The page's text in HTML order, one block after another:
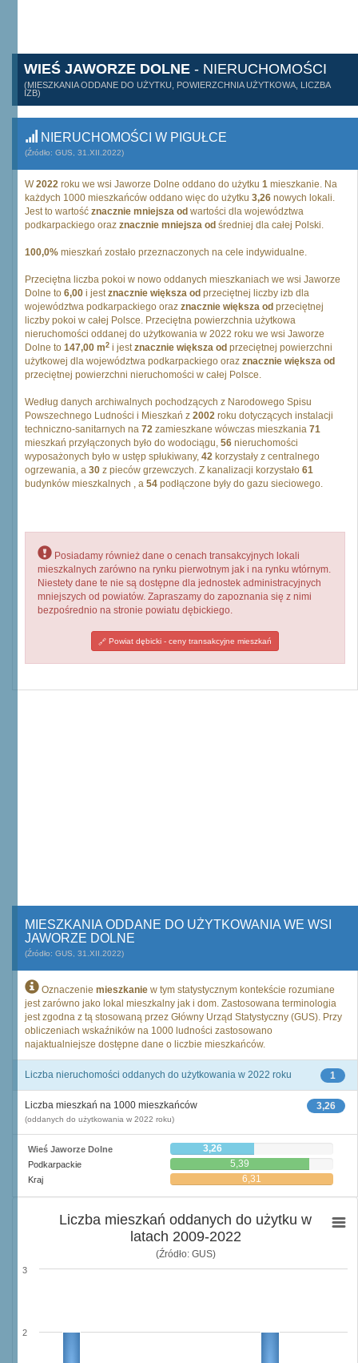
WIEŚ JAWORZE DOLNE - NIERUCHOMOŚCI
(MIESZKANIA ODDANE DO UŻYTKU, POWIERZCHNIA UŻYTKOWA, LICZBA
IZB)
NIERUCHOMOŚCI W PIGUŁCE
(Źródło: GUS, 31.XII.2022)
W2022 roku we wsi Jaworze Dolne oddano do użytku 1 mieszkanie. Na
każdych 1000 mieszkańców oddano więc do użytku 3,26 nowych lokali.
Jest to wartość znacznie mniejsza od wartości dla województwa
podkarpackiego oraz znacznie mniejsza od średniej dla całej Polski.
100,0% mieszkań zostało przeznaczonych na cele indywidualne.
Przeciętna liczba pokoi w nowo oddanych mieszkaniach we wsi Jaworze
Dolne to 6,00 i jestznacznie większa od przeciętnej liczby izb dla
województwa podkarpackiego oraz znacznie większa od przeciętnej
liczby pokoi w całej Polsce. Przeciętna powierzchnia użytkowa
nieruchomości oddanej do użytkowania w 2022 roku we wsi Jaworze
Dolne to 147,00 m2 i jestznacznie większa od przeciętnej powierzchni
użytkowej dla województwa podkarpackiego oraz znacznie większa od
przeciętnej powierzchni nieruchomości w całej Polsce.
Według danych archiwalnych pochodzących z Narodowego Spisu
Powszechnego Ludności i Mieszkań z 2002 roku dotyczących instalacji
techniczno-sanitarnych na 72 zamieszkane wówczas mieszkania 71
mieszkań przyłączonych było do wodociągu, 56 nieruchomości
wyposażonych było w ustęp spłukiwany, 42 korzystały z centralnego
ogrzewania, a 30 z pieców grzewczych. Z kanalizacji korzystało 61
budynków mieszkalnych , a 54 podłączone były do gazu sieciowego.
Posiadamy również dane o cenach transakcyjnych lokali
mieszkalnych zarówno na rynku pierwotnym jak i na rynku wtórnym.
Niestety dane te nie są dostępne dla jednostek administracyjnych
mniejszych od powiatów. Zapraszamy do zapoznania się z nimi
bezpośrednio na stronie powiatu dębickiego.
Powiat dębicki - ceny transakcyjne mieszkań
MIESZKANIA ODDANE DO UŻYTKOWANIA WE WSI
JAWORZE DOLNE
(Źródło: GUS, 31.XII.2022)
Oznaczenie mieszkanie w tym statystycznym kontekście rozumiane
jest zarówno jako lokal mieszkalny jak i dom. Zastosowana terminologia
jest zgodna z tą stosowaną przez Główny Urząd Statystyczny (GUS). Przy
obliczeniach wskaźników na 1000 ludności zastosowano
najaktualniejsze dostępne dane o liczbie mieszkańców.
1
Liczba nieruchomości oddanych do użytkowania w 2022 roku
3,26
Liczba mieszkań na 1000 mieszkańców
(oddanych do użytkowania w 2022 roku)
Wieś Jaworze Dolne 3,26
Podkarpackie 5,39
Kraj 6,31
Liczba mieszkań oddanych do użytku w
latach 2009-2022
(Źródło: GUS)
2
3